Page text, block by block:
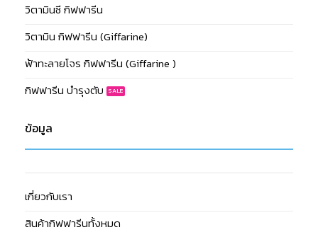
วิตามินซี กิฟฟารีน
วิตามิน กิฟฟารีน (Giffarine)
ฟ้าทะลายโจร กิฟฟารีน (Giffarine )
กิฟฟารีน บำรุงตับ
ข้อมูล
เกี่ยวกับเรา
สินค้ากิฟฟารีนทั้งหมด